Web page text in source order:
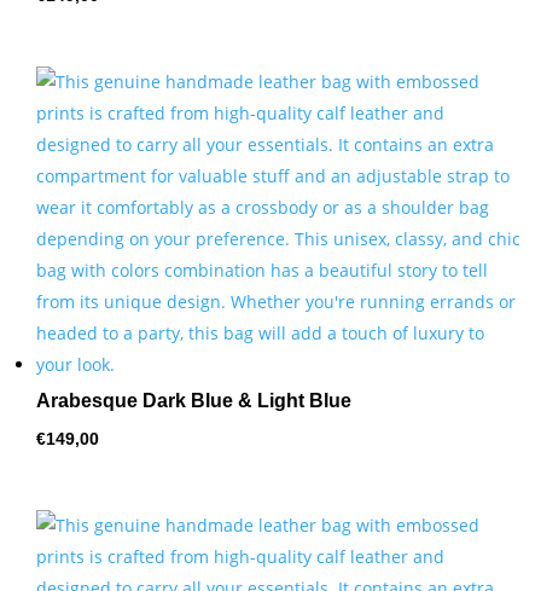
Arabesque Dark Blue & Light Blue
€149,00